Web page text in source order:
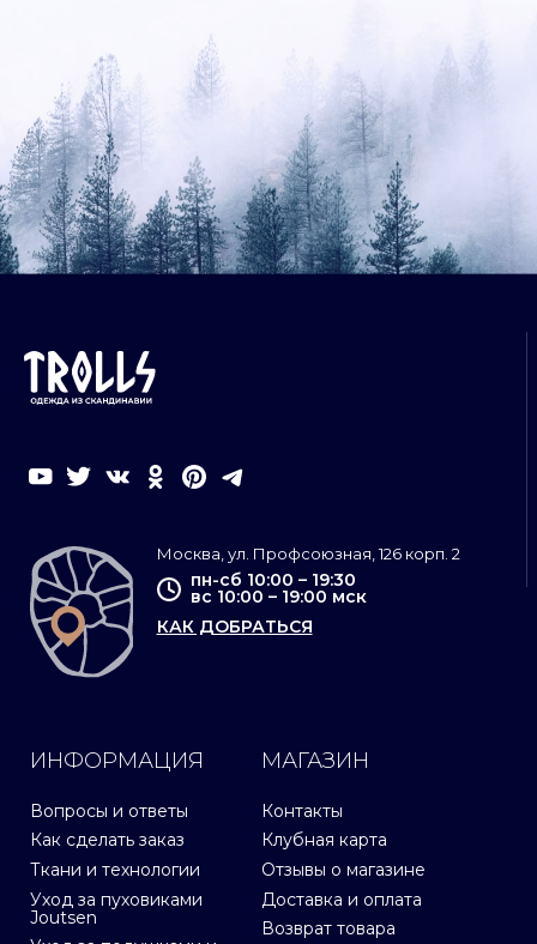
ИНФОРМАЦИЯ
Вопросы и ответы
Как сделать заказ
Ткани и технологии
Уход за пуховиками
Joutsen
МАГАЗИН
Контакты
Клубная карта
Отзывы о магазине
Доставка и оплата
Возврат товара
Москва, ул. Профсоюзная, 126 корп. 2
пн-сб 10:00 – 19:30
вс 10:00 – 19:00 мск
КАК ДОБРАТЬСЯ